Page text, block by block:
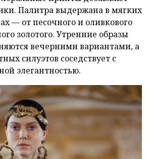
Палитра выдержана в мягких
— от песочного и оливкового
золотого. Утренние образы
вечерними вариантами, а
силуэтов соседствует с
элегантностью.